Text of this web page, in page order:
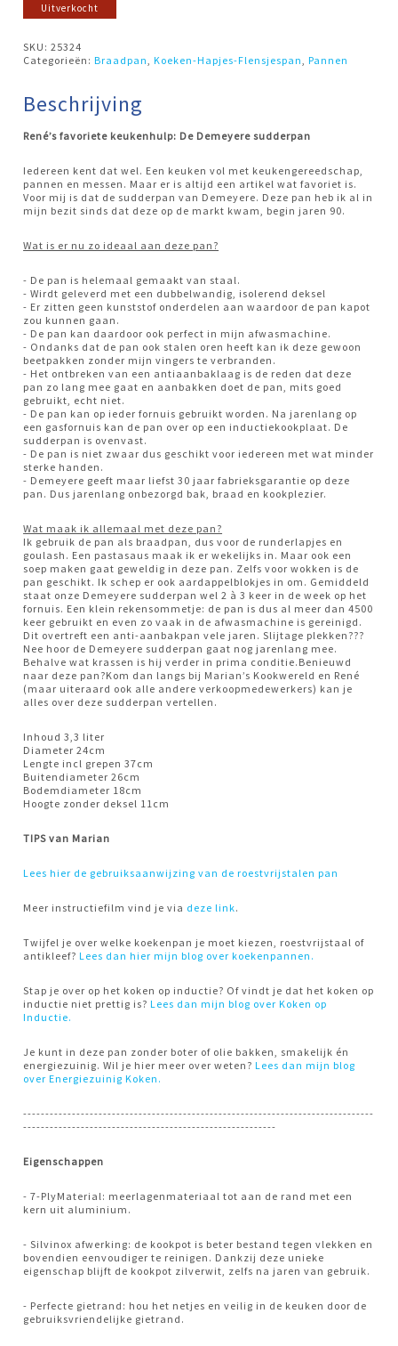
Uitverkocht
SKU:25324
Categorieën:Braadpan ,Koeken-Hapjes-Flensjespan ,Pannen
Beschrijving
René’s favoriete keukenhulp: De Demeyere sudderpan
Iedereen kent dat wel. Een keuken vol met keukengereedschap,
pannen en messen. Maar er is altijd een artikel wat favoriet is.
Voor mij is dat de sudderpan van Demeyere. Deze pan heb ik al in
mijn bezit sinds dat deze op de markt kwam, begin jaren 90.
Wat is er nu zo ideaal aan deze pan?
- De pan is helemaal gemaakt van staal.
- Wirdt geleverd met een dubbelwandig, isolerend deksel
- Er zitten geen kunststof onderdelen aan waardoor de pan kapot
zou kunnen gaan.
- De pan kan daardoor ook perfect in mijn afwasmachine.
- Ondanks dat de pan ook stalen oren heeft kan ik deze gewoon
beetpakken zonder mijn vingers te verbranden.
- Het ontbreken van een antiaanbaklaag is de reden dat deze
pan zo lang mee gaat en aanbakken doet de pan, mits goed
gebruikt, echt niet.
- De pan kan op ieder fornuis gebruikt worden. Na jarenlang op
een gasfornuis kan de pan over op een inductiekookplaat. De
sudderpan is ovenvast.
- De pan is niet zwaar dus geschikt voor iedereen met wat minder
sterke handen.
- Demeyere geeft maar liefst 30 jaar fabrieksgarantie op deze
pan. Dus jarenlang onbezorgd bak, braad en kookplezier.
Wat maak ik allemaal met deze pan?
Ik gebruik de pan als braadpan, dus voor de runderlapjes en
goulash. Een pastasaus maak ik er wekelijks in. Maar ook een
soep maken gaat geweldig in deze pan. Zelfs voor wokken is de
pan geschikt. Ik schep er ook aardappelblokjes in om. Gemiddeld
staat onze Demeyere sudderpan wel 2 à 3 keer in de week op het
fornuis. Een klein rekensommetje: de pan is dus al meer dan 4500
keer gebruikt en even zo vaak in de afwasmachine is gereinigd.
Dit overtreft een anti-aanbakpan vele jaren. Slijtage plekken???
Nee hoor de Demeyere sudderpan gaat nog jarenlang mee.
Behalve wat krassen is hij verder in prima conditie.Benieuwd
naar deze pan?Kom dan langs bij Marian’s Kookwereld en René
(maar uiteraard ook alle andere verkoopmedewerkers) kan je
alles over deze sudderpan vertellen.
Inhoud 3,3 liter
Diameter 24cm
Lengte incl grepen 37cm
Buitendiameter 26cm
Bodemdiameter 18cm
Hoogte zonder deksel 11cm
TIPS van Marian
Lees hier de gebruiksaanwijzing van de roestvrijstalen pan
Meer instructiefilm vind je via deze link.
Twijfel je over welke koekenpan je moet kiezen, roestvrijstaal of
antikleef?Lees dan hier mijn blog over koekenpannen.
Stap je over op het koken op inductie? Of vindt je dat het koken op
inductie niet prettig is?Lees dan mijn blog over Koken op
Inductie.
Je kunt in deze pan zonder boter of olie bakken, smakelijk én
energiezuinig. Wil je hier meer over weten?Lees dan mijn blog
over Energiezuinig Koken.
-------------------------------------------------------------------------------
---------------------------------------------------------
Eigenschappen
- 7-PlyMaterial: meerlagenmateriaal tot aan de rand met een
kern uit aluminium.
- Silvinox afwerking: de kookpot is beter bestand tegen vlekken en
bovendien eenvoudiger te reinigen. Dankzij deze unieke
eigenschap blijft de kookpot zilverwit, zelfs na jaren van gebruik.
- Perfecte gietrand: hou het netjes en veilig in de keuken door de
gebruiksvriendelijke gietrand.